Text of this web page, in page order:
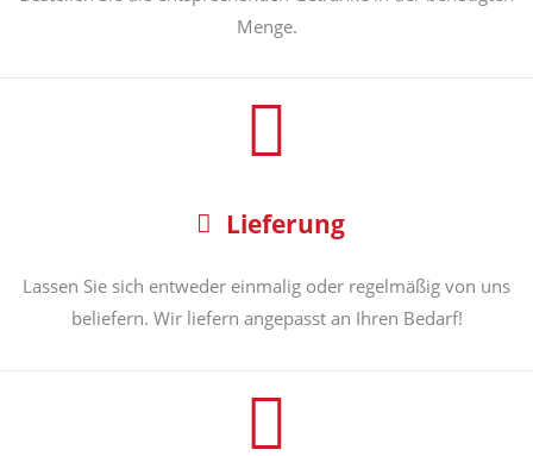
Menge.
Lieferung
Lassen Sie sich entweder einmalig oder regelmäßig von uns
beliefern. Wir liefern angepasst an Ihren Bedarf!